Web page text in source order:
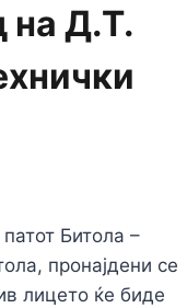
на Д.Т.
Битола –
пронајдени се
лицето ќе биде